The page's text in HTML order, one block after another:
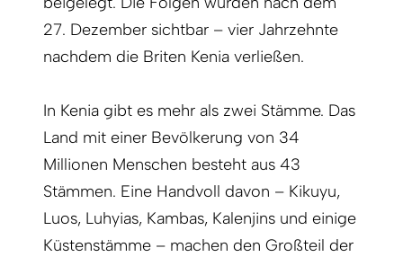
27. Dezember sichtbar – vier Jahrzehnte
nachdem die Briten Kenia verließen.
In Kenia gibt es mehr als zwei Stämme. Das
Land mit einer Bevölkerung von 34
Millionen Menschen besteht aus 43
Stämmen. Eine Handvoll davon – Kikuyu,
Luos, Luhyias, Kambas, Kalenjins und einige
Küstenstämme – machen den Großteil der